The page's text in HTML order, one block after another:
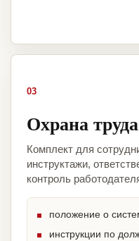
03
Охрана труда
Комплект для
инструктажи,
контроль
положение о
инструкции по